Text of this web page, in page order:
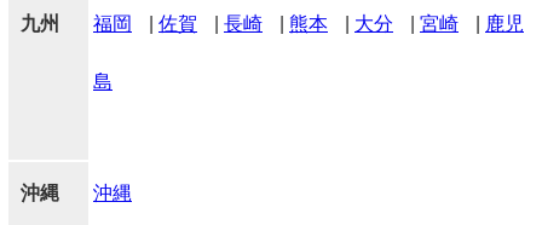
九州 福岡 佐賀 長崎 熊本 大分 宮崎 鹿児
島
沖縄 沖縄